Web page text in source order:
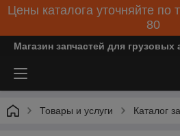
Цены каталога уточняйте по
80
Магазин запчастей для грузовых
Товары и услуги Каталог